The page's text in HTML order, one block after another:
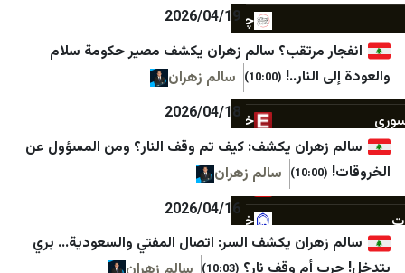
چرک‌نویس مدیا
خانه ملت
خبر فارسی
خبرگزاری اقتصادی ایران
خبرگزاری ایلنا
خبرگزاری بسیج
خبرگزاری حوزه
خبرگزاری خبرآنلاین
شبكة قدس الإخبارية
شبكة فايرل
شبكة وتر الاعلامية
بالغراف
2026/04/19
سالم زهران يكشف مصير حكومة سلام
(10:00)
سالم زهران
2026/04/18
يكشف: كيف تم وقف النار؟ ومن المسؤول عن
سالم زهران
2026/04/16
يكشف السر: اتصال المفتي والسعودية… بري
(10:03)